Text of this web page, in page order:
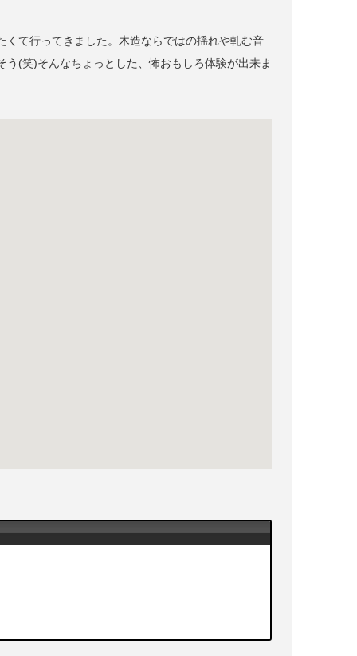
て行ってきました。木造ならではの揺れや軋む音
(笑)そんなちょっとした、怖おもしろ体験が出来ま